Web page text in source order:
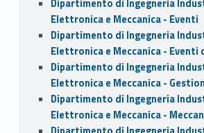
Dipartimento di Ingegneria
Elettronica e Meccanica - Eventi
Dipartimento di Ingegneria
Elettronica e Meccanica - Eventi
Dipartimento di Ingegneria
Elettronica e Meccanica -
Dipartimento di Ingegneria
Elettronica e Meccanica -